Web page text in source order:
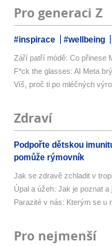
Pro generaci Z
#inspirace #wellbeing
Září patří módě: Co přinese
F*ck the glasses: AI Meta
Víš, proč ti po mléčných
Zdraví
Podpořte dětskou
pomůže rýmovník
Jak se zdravě zchladit v
Úpal a úžeh: Jak je poznat
Parazité v nás: Kterým se u
Pro nejmenší